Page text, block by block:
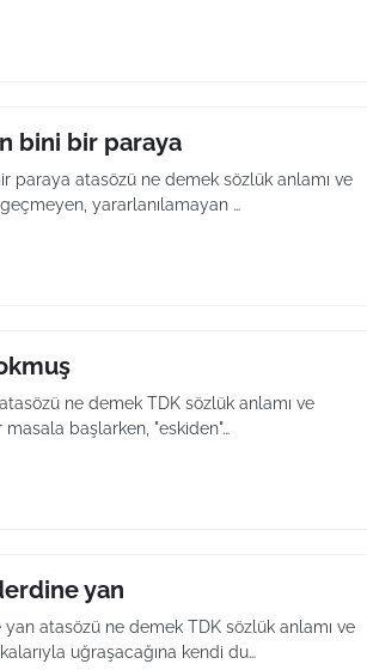
bini bir paraya
paraya atasözü ne demek sözlük anlamı ve
yararlanılamayan …
ne demek TDK sözlük anlamı ve
masala başlarken, "eskiden"…
yan
atasözü ne demek TDK sözlük anlamı ve
uğraşacağına kendi du…